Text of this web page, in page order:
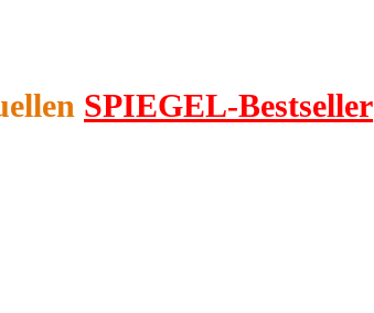
SPIEGEL-Bestseller